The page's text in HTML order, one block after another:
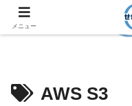
AWS S3
メニュー